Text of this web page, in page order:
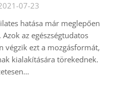
07-23
hatása már meglepően
az egészségtudatos
végzik ezt a mozgásformát,
kialakítására törekednek.